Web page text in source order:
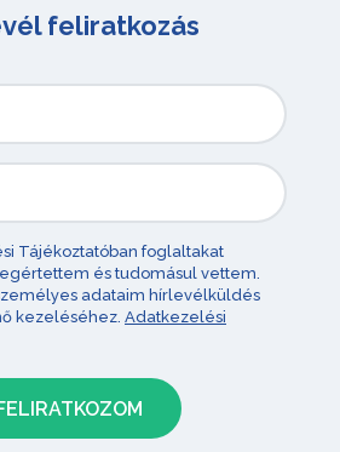
feliratkozás
Tájékoztatóban foglaltakat
és tudomásul vettem.
adataim hírlevélküldés
kezeléséhez. Adatkezelési